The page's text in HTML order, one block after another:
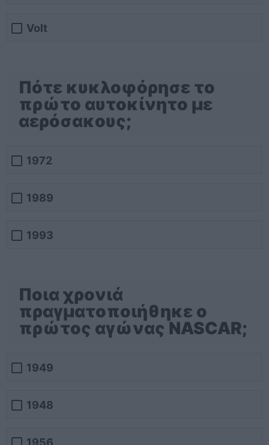
Volt
Πότε κυκλοφόρησε το
πρώτο αυτοκίνητο με
αερόσακους;
1972
1989
1993
Ποια χρονιά
πραγματοποιήθηκε ο
πρώτος αγώνας NASCAR;
1949
1948
1956